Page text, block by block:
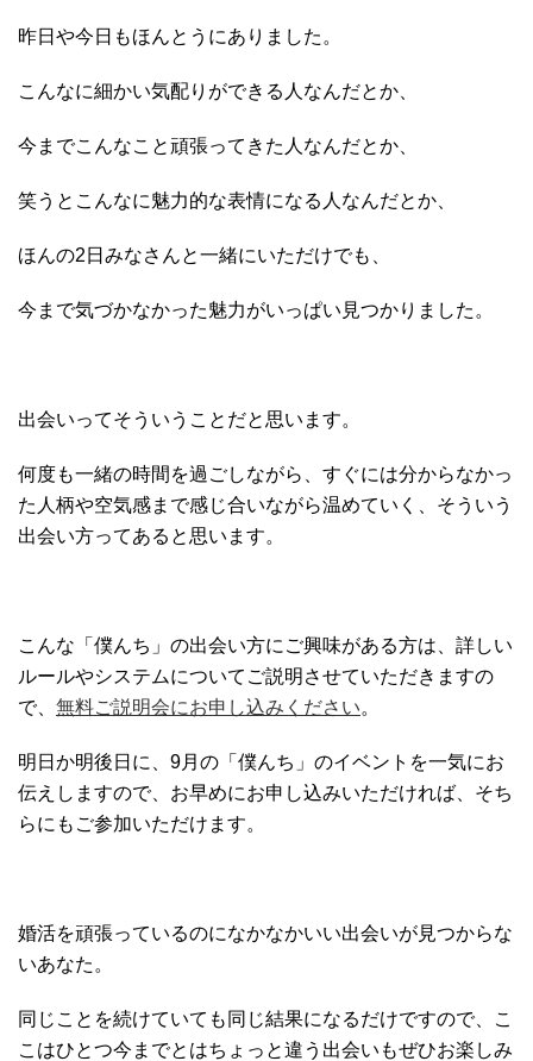
昨日や今日もほんとうにありました。
こんなに細かい気配りができる人なんだとか、
今までこんなこと頑張ってきた人なんだとか、
笑うとこんなに魅力的な表情になる人なんだとか、
ほんの2日みなさんと一緒にいただけでも、
今まで気づかなかった魅力がいっぱい見つかりました。
出会いってそういうことだと思います。
何度も一緒の時間を過ごしながら、すぐには分からなかっ
た人柄や空気感まで感じ合いながら温めていく、そういう
出会い方ってあると思います。
こんな「僕んち」の出会い方にご興味がある方は、詳しい
ルールやシステムについてご説明させていただきますの
で、 無料ご説明会にお申し込みください。
明日か明後日に、9月の「僕んち」のイベントを一気にお
伝えしますので、お早めにお申し込みいただければ、そち
らにもご参加いただけます。
婚活を頑張っているのになかなかいい出会いが見つからな
いあなた。
同じことを続けていても同じ結果になるだけですので、こ
こはひとつ今までとはちょっと違う出会いもぜひお楽しみ